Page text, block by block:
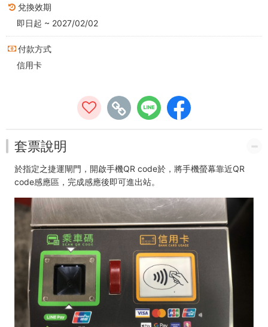
乘
券
-
玩
卡
兌換效期
即日起 ~ 2027/02/02
付款方式
信用卡
套票說明
於指定之捷運閘門，開啟手機QR code於，將手機螢幕靠近QR
code感應區，完成感應後即可進出站。